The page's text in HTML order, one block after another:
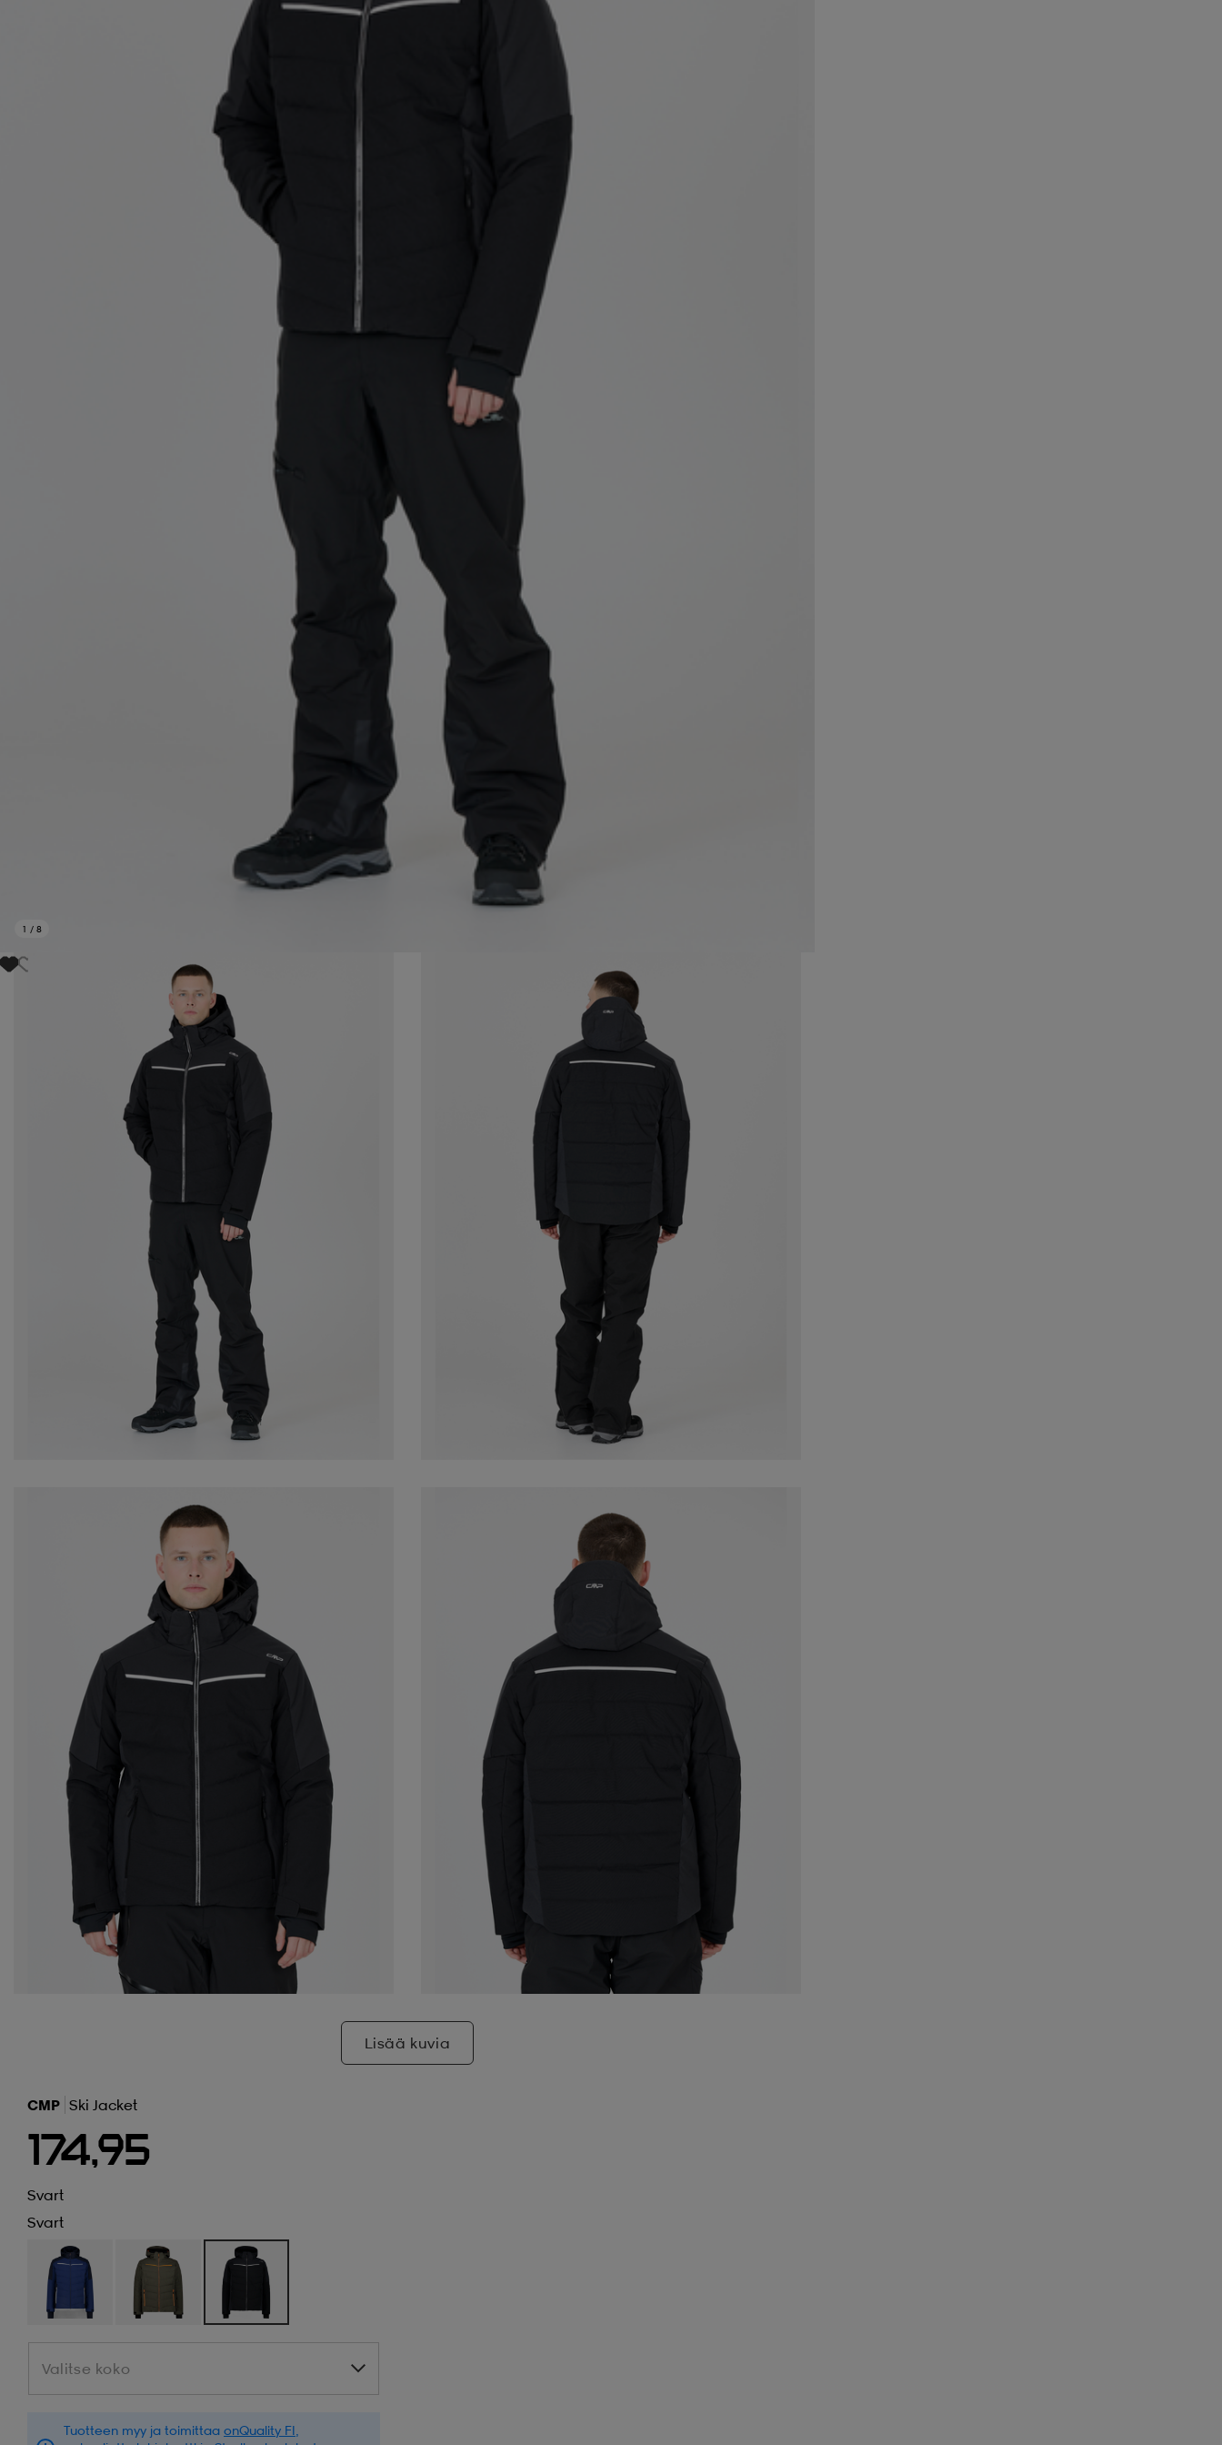
1 / 8
Lisää kuvia
CMP Ski Jacket
174,95
Svart
Svart
Valitse koko
Valitse koko
Tuotteen myy ja toimittaa onQuality FI